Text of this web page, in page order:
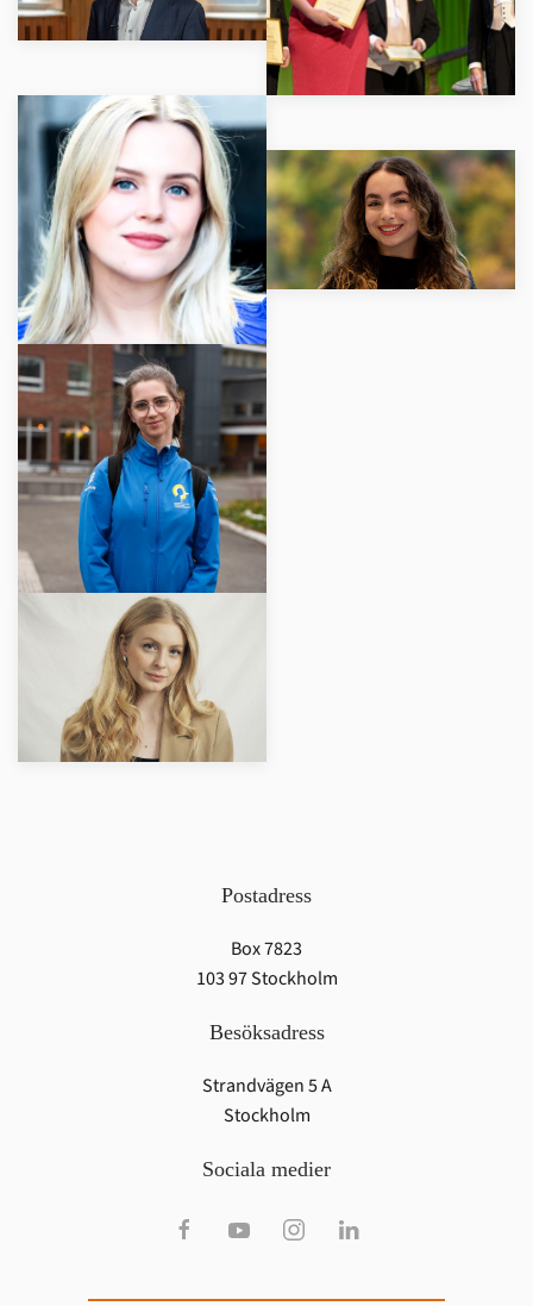
LÄS MER LÄS MER
LÄS MER LÄS MER
LÄS MER
LÄS MER
Besöksadress
Strandvägen 5 A
Stockholm
Postadress
Box 7823
103 97 Stockholm
Sociala medier